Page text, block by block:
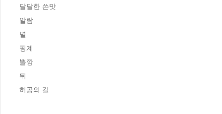
달달한 쓴맛
알람
별
핑계
뽈깡
뒤
허공의 길